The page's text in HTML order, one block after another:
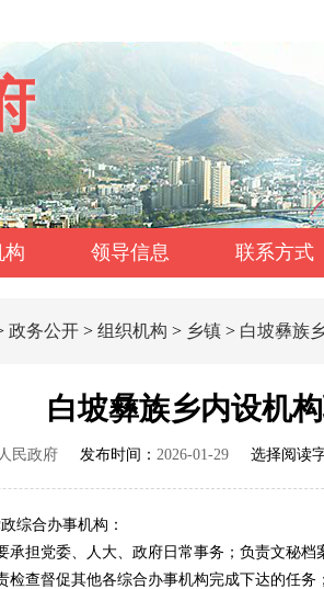
构 领导信息 联系方式
政务公开 > 组织机构 > 乡镇 > 白坡彝族
白坡彝族乡内设机
民政府发布时间： 2026-01-29选择阅读字
合办事机构：
担党委、人大、政府日常事务；负责文秘档
检查督促其他各综合办事机构完成下达的任